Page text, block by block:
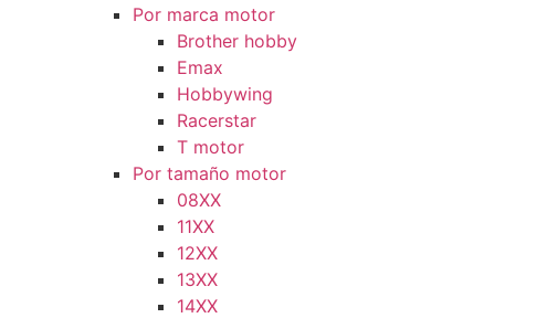
Por marca motor
Brother hobby
Emax
Hobbywing
Racerstar
T motor
Por tamaño motor
08XX
11XX
12XX
13XX
14XX